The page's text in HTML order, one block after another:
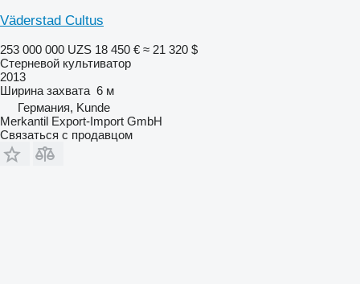
Väderstad Cultus
253 000 000 UZS 18 450 € ≈ 21 320 $
Стерневой культиватор
2013
Ширина захвата 6 м
Германия, Kunde
Merkantil Export-Import GmbH
Связаться с продавцом